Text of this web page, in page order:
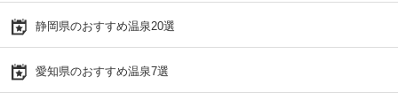
静岡県のおすすめ温泉20選
愛知県のおすすめ温泉7選